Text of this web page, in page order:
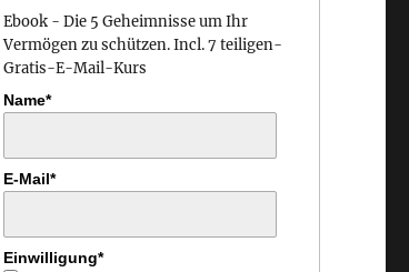
Ebook - Die 5 Geheimnisse um Ihr
Vermögen zu schützen. Incl. 7 teiligen-
Gratis-E-Mail-Kurs
Name*
E-Mail*
Einwilligung*